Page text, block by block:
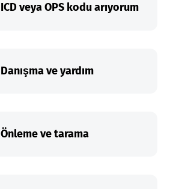
ICD veya OPS kodu arıyorum
Danışma ve yardım
Önleme ve tarama